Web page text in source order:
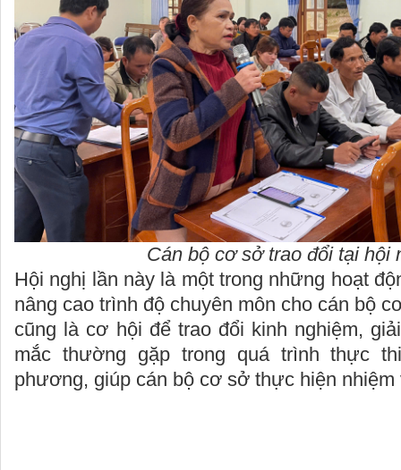
Cán bộ cơ sở trao đổi tại hội
Hội nghị lần này là một trong những hoạt
nâng cao trình độ chuyên môn cho cán bộ
cũng là cơ hội để trao đổi kinh nghiệm,
mắc thường gặp trong quá trình thực
phương, giúp cán bộ cơ sở thực hiện nhiệm